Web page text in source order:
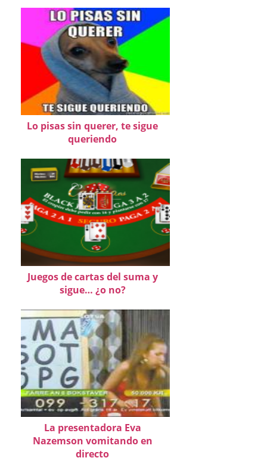
Lo pisas sin querer, te sigue
queriendo
Juegos de cartas del suma y
sigue… ¿o no?
La presentadora Eva
Nazemson vomitando en
directo